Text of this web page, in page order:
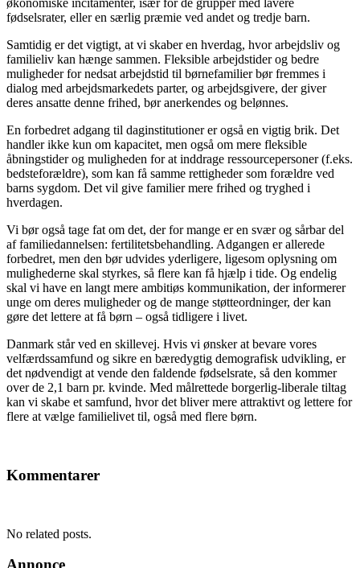
økonomiske incitamenter, især for de grupper med lavere
fødselsrater, eller en særlig præmie ved andet og tredje barn.
Samtidig er det vigtigt, at vi skaber en hverdag, hvor arbejdsliv og
familieliv kan hænge sammen. Fleksible arbejdstider og bedre
muligheder for nedsat arbejdstid til børnefamilier bør fremmes i
dialog med arbejdsmarkedets parter, og arbejdsgivere, der giver
deres ansatte denne frihed, bør anerkendes og belønnes.
En forbedret adgang til daginstitutioner er også en vigtig brik. Det
handler ikke kun om kapacitet, men også om mere fleksible
åbningstider og muligheden for at inddrage ressourcepersoner (f.eks.
bedsteforældre), som kan få samme rettigheder som forældre ved
barns sygdom. Det vil give familier mere frihed og tryghed i
hverdagen.
Vi bør også tage fat om det, der for mange er en svær og sårbar del
af familiedannelsen: fertilitetsbehandling. Adgangen er allerede
forbedret, men den bør udvides yderligere, ligesom oplysning om
mulighederne skal styrkes, så flere kan få hjælp i tide. Og endelig
skal vi have en langt mere ambitiøs kommunikation, der informerer
unge om deres muligheder og de mange støtteordninger, der kan
gøre det lettere at få børn – også tidligere i livet.
Danmark står ved en skillevej. Hvis vi ønsker at bevare vores
velfærdssamfund og sikre en bæredygtig demografisk udvikling, er
det nødvendigt at vende den faldende fødselsrate, så den kommer
over de 2,1 barn pr. kvinde. Med målrettede borgerlig-liberale tiltag
kan vi skabe et samfund, hvor det bliver mere attraktivt og lettere for
flere at vælge familielivet til, også med flere børn.
Kommentarer
No related posts.